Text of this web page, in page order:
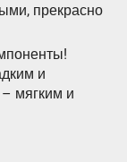
прекрасно
и
мягким и